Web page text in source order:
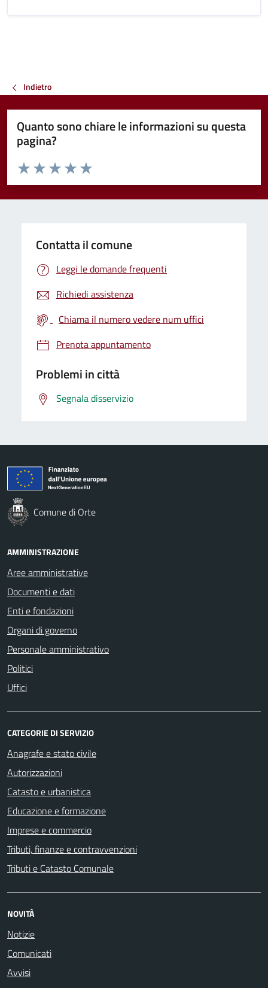
Indietro
Quanto sono chiare le informazioni su questa
pagina?
Valuta da 1 a 5 stelle la pagina
Valuta 5 stelle su 5
Valuta 4 stelle su 5
Valuta 3 stelle su 5
Valuta 2 stelle su 5
Valuta 1 stelle su 5
Contatta il comune
Leggi le domande frequenti
Richiedi assistenza
Chiama il numero vedere num uffici
Prenota appuntamento
Problemi in città
Segnala disservizio
Comune di Orte
AMMINISTRAZIONE
Aree amministrative
Documenti e dati
Enti e fondazioni
Organi di governo
Personale amministrativo
Politici
Uffici
CATEGORIE DI SERVIZIO
Anagrafe e stato civile
Autorizzazioni
Catasto e urbanistica
Educazione e formazione
Imprese e commercio
Tributi, finanze e contravvenzioni
Tributi e Catasto Comunale
NOVITÀ
Notizie
Comunicati
Avvisi